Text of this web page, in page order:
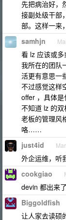
先把病治好，
接副处级干部
部。这样一来
samhjn
看 lz 应该或
我所在的团队
活更有意思一
不过感觉这样
offer ，具体是
不知道 lz 的
老板的管理风
咯……
just4id
外企运维，听
cookgiao
devin 都出来
Biggoldfish
让人家去读硕